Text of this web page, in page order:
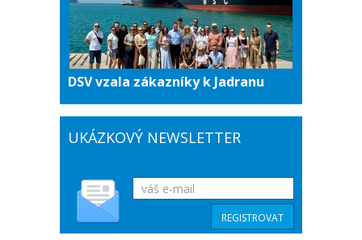
DSV vzala zákazníky k Jadranu
UKÁZKOVÝ NEWSLETTER